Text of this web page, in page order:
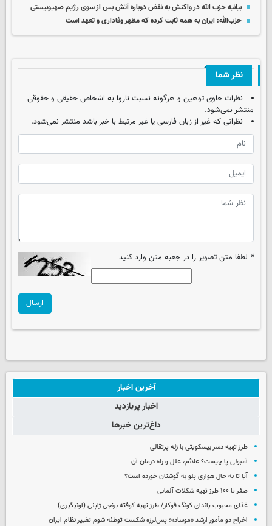
بیانیه حزب الله در واکنش به نقض دوباره آتش بس از سوی رژیم صهیونیستی
حزب‌الله: ایران به همه ثابت کرده که مظهر وفاداری و تعهد است
نظر شما
نظرات حاوی توهین و هرگونه نسبت ناروا به اشخاص حقیقی و حقوقی
منتشر نمی‌شود.
نظراتی که غیر از زبان فارسی یا غیر مرتبط با خبر باشد منتشر نمی‌شود.
* لطفا متن تصویر را در جعبه متن وارد کنید
ارسال
آخرین اخبار
اخبار پربازدید
داغ‌ترین خبرها
طرز تهیه دسر بیسکویتی با ژله پرتقالی
آمبولی پا چیست؟ علائم، علل و راه درمان آن
آیا تا به حال هواری پلو به گوشتان خورده است؟
صفر تا ۱۰۰ طرز تهیه شکلات آلمانی
غذای محبوب پاندای کونگ فوکار/ طرز تهیه کوفته برنجی ژاپنی (اونیگیری)
اخراج دو مأمور ارشد «موساد»؛ پس‌لرزه شکست توطئه شوم تغییر نظام ایران